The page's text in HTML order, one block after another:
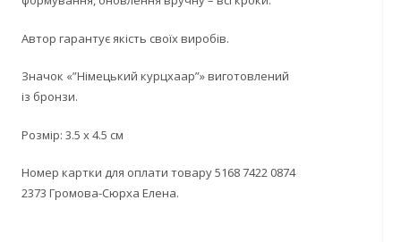
Автор гарантує якість своїх виробів.
Значок «”Німецький курцхаар”» виготовлений
із бронзи.
Розмір: 3.5 х 4.5 см
Номер картки для оплати товару 5168 7422 0874
2373 Громова-Сюрха Елена.